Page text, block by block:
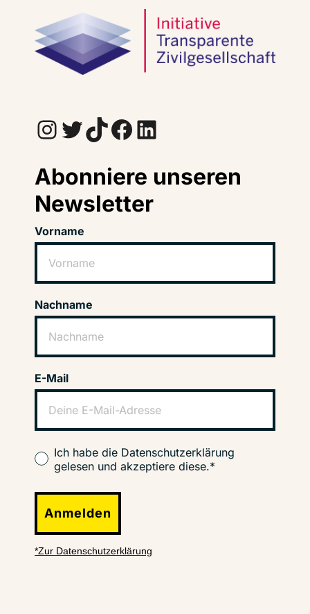
InstagramTwitter TikTok Facebook LinkedIn
Abonniere unseren
Newsletter
Vorname
Nachname
E-Mail
Ich habe die Datenschutzerklärung
gelesen und akzeptiere diese.*
Anmelden
*Zur Datenschutzerklärung